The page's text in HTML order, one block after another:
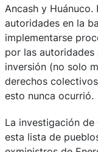
Ancash y
autoridades en la
implementarse
por las
inversión (no solo
derechos
esto nunca ocurrió.
La investigación
esta lista de